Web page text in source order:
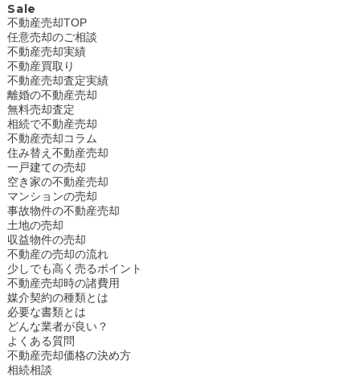
Sale
不動産売却TOP
任意売却のご相談
不動産売却実績
不動産買取り
不動産売却査定実績
離婚の不動産売却
無料売却査定
相続で不動産売却
不動産売却コラム
住み替え不動産売却
一戸建ての売却
空き家の不動産売却
マンションの売却
事故物件の不動産売却
土地の売却
収益物件の売却
不動産の売却の流れ
少しでも高く売るポイント
不動産売却時の諸費用
媒介契約の種類とは
必要な書類とは
どんな業者が良い？
よくある質問
不動産売却価格の決め方
相続相談